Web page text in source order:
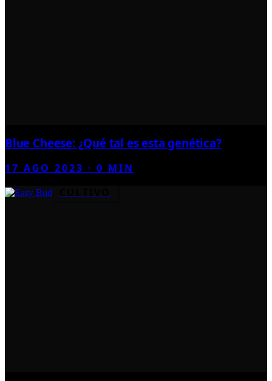
Blue Cheese: ¿Qué tal es esta genética?
17 AGO 2023 ·0 MIN